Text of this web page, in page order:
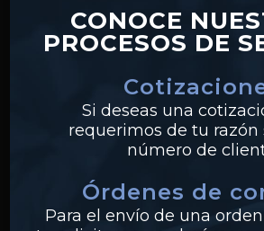
CONOCE
PROCESOS DE
Si deseas una
requerimos de tu razón
número de
Órdenes de
Para el envío de una